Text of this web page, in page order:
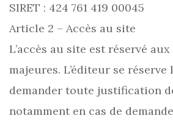
SIRET : 424 761 419 00045
Article 2 – Accès au site
L’accès au site est réservé
majeures. L’éditeur se
demander toute justification
notamment en cas de